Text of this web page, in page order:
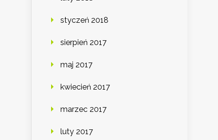
styczeń 2018
sierpień 2017
maj 2017
kwiecień 2017
marzec 2017
luty 2017